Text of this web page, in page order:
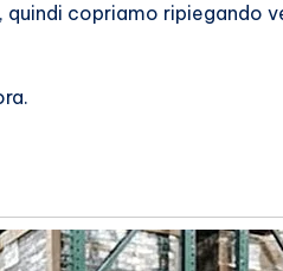
copriamo ripiegando